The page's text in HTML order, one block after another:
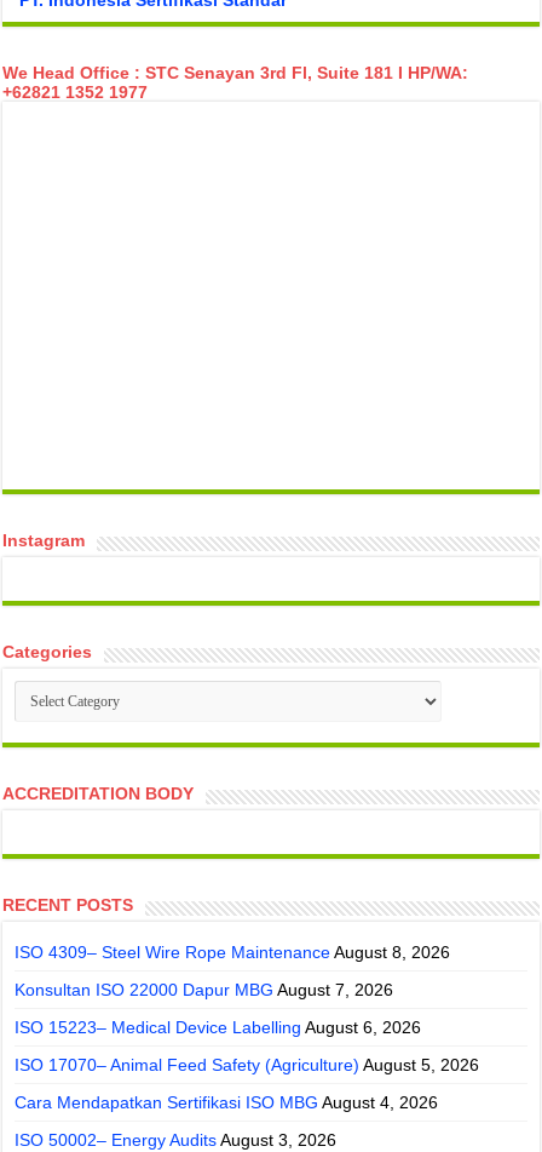
We Head Office : STC Senayan 3rd Fl, Suite 181 I HP/WA:
+62821 1352 1977
temp mail
Instagram
Categories
Categories
ACCREDITATION BODY
RECENT POSTS
ISO 4309– Steel Wire Rope Maintenance August 8, 2026
Konsultan ISO 22000 Dapur MBG August 7, 2026
ISO 15223– Medical Device Labelling August 6, 2026
ISO 17070– Animal Feed Safety (Agriculture) August 5, 2026
Cara Mendapatkan Sertifikasi ISO MBG August 4, 2026
ISO 50002– Energy Audits August 3, 2026